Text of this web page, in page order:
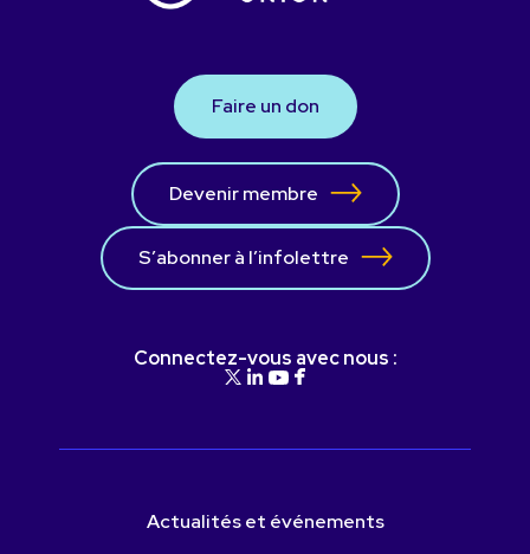
Faire un don
Devenir membre
S’abonner à l’infolettre
Connectez-vous avec nous :
Actualités et événements